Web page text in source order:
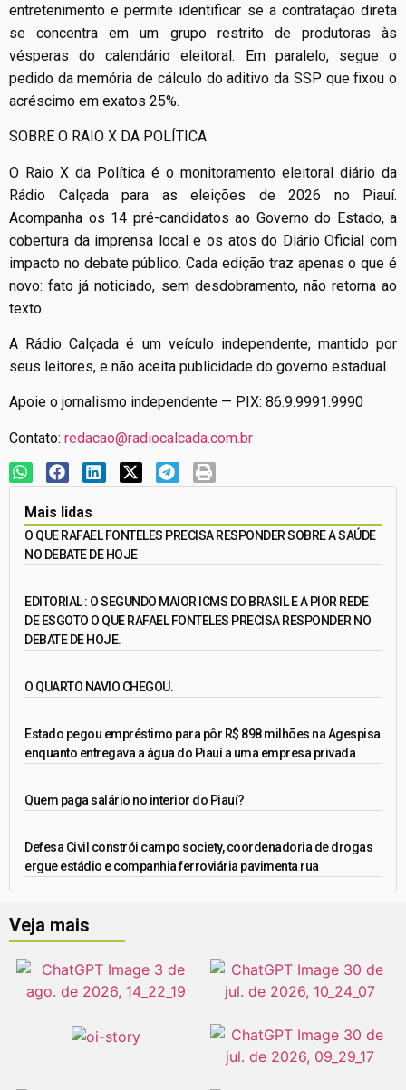
entretenimento e permite identificar se a contratação direta
se concentra em um grupo restrito de produtoras às
vésperas do calendário eleitoral. Em paralelo, segue o
pedido da memória de cálculo do aditivo da SSP que fixou o
acréscimo em exatos 25%.
SOBRE O RAIO X DA POLÍTICA
O Raio X da Política é o monitoramento eleitoral diário da
Rádio Calçada para as eleições de 2026 no Piauí.
Acompanha os 14 pré-candidatos ao Governo do Estado, a
cobertura da imprensa local e os atos do Diário Oficial com
impacto no debate público. Cada edição traz apenas o que é
novo: fato já noticiado, sem desdobramento, não retorna ao
texto.
A Rádio Calçada é um veículo independente, mantido por
seus leitores, e não aceita publicidade do governo estadual.
Apoie o jornalismo independente — PIX: 86.9.9991.9990
Contato: redacao@radiocalcada.com.br
Mais lidas
O QUE RAFAEL FONTELES PRECISA RESPONDER SOBRE A SAÚDE
NO DEBATE DE HOJE
EDITORIAL : O SEGUNDO MAIOR ICMS DO BRASIL E A PIOR REDE
DE ESGOTO O QUE RAFAEL FONTELES PRECISA RESPONDER NO
DEBATE DE HOJE.
O QUARTO NAVIO CHEGOU.
Estado pegou empréstimo para pôr R$ 898 milhões na Agespisa
enquanto entregava a água do Piauí a uma empresa privada
Quem paga salário no interior do Piauí?
Defesa Civil constrói campo society, coordenadoria de drogas
ergue estádio e companhia ferroviária pavimenta rua
Veja mais